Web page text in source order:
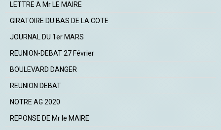
LETTRE A Mr LE MAIRE
GIRATOIRE DU BAS DE LA COTE
JOURNAL DU 1er MARS
REUNION-DEBAT 27 Février
BOULEVARD DANGER
REUNION DEBAT
NOTRE AG 2020
REPONSE DE Mr le MAIRE